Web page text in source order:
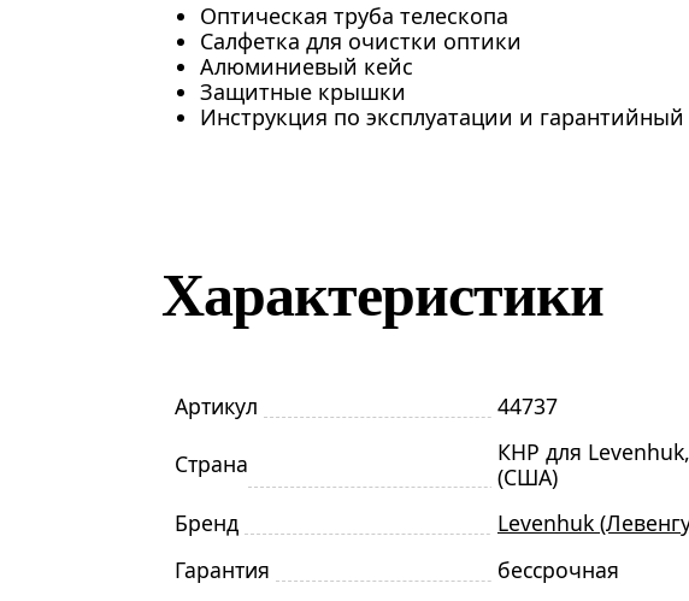
Оптическая труба телескопа
Салфетка для очистки оптики
Алюминиевый кейс
Защитные крышки
Инструкция по эксплуатации и гарантийный
Характеристики
Артикул
44737
Страна
КНР для
(США)
Бренд
Levenhuk
Гарантия
бессрочная